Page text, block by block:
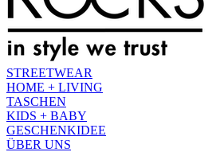
STREETWEAR
HOME + LIVING
TASCHEN
KIDS + BABY
GESCHENKIDEE
ÜBER UNS